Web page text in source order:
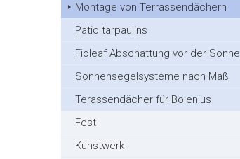
Montage von Terrassendächern
Patio tarpaulins
Fioleaf Abschattung vor der Sonne
Sonnensegelsysteme nach Maß
Terassendächer für Bolenius
Fest
Kunstwerk